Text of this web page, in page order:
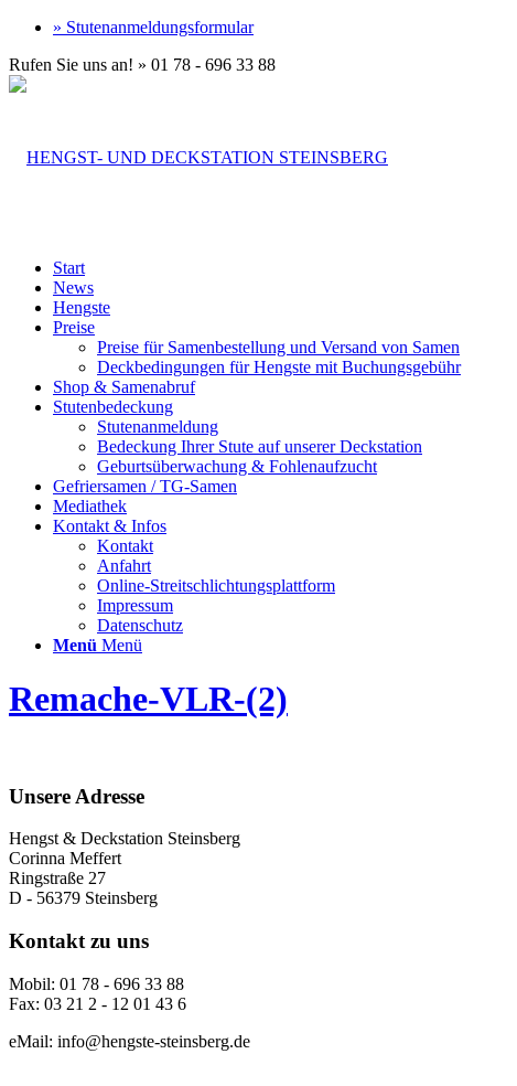
» Stutenanmeldungsformular
Rufen Sie uns an! » 01 78 - 696 33 88
Start
News
Hengste
Preise
Preise für Samenbestellung und Versand von Samen
Deckbedingungen für Hengste mit Buchungsgebühr
Shop & Samenabruf
Stutenbedeckung
Stutenanmeldung
Bedeckung Ihrer Stute auf unserer Deckstation
Geburtsüberwachung & Fohlenaufzucht
Gefriersamen / TG-Samen
Mediathek
Kontakt & Infos
Kontakt
Anfahrt
Online-Streitschlichtungsplattform
Impressum
Datenschutz
Menü Menü
Remache-VLR-(2)
Unsere Adresse
Hengst & Deckstation Steinsberg
Corinna Meffert
Ringstraße 27
D - 56379 Steinsberg
Kontakt zu uns
Mobil: 01 78 - 696 33 88
Fax: 03 21 2 - 12 01 43 6
eMail: info@hengste-steinsberg.de